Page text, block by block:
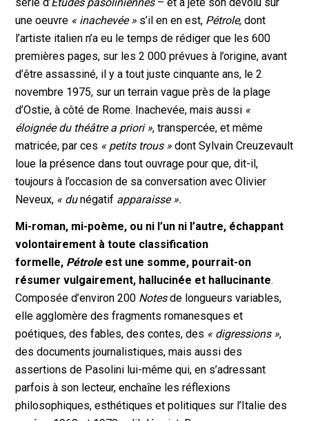
une oeuvre « inachevée » s’il en en est, Pétrole, dont
l’artiste italien n’a eu le temps de rédiger que les 600
premières pages, sur les 2 000 prévues à l’origine, avant
d’être assassiné, il y a tout juste cinquante ans, le 2
novembre 1975, sur un terrain vague près de la plage
d’Ostie, à côté de Rome. Inachevée, mais aussi «
éloignée du théâtre a priori », transpercée, et même
matricée, par ces « petits trous » dont Sylvain Creuzevault
loue la présence dans tout ouvrage pour que, dit-il,
toujours à l’occasion de sa conversation avec Olivier
Neveux, « dunégatif apparaisse ».
Mi-roman, mi-poème, ou ni l’un ni l’autre, échappant
volontairement à toute classification
formelle, Pétroleest une somme, pourrait-on
résumer vulgairement, hallucinée et hallucinante.
Composée d’environ 200 Notesde longueurs variables,
elle agglomère des fragments romanesques et
poétiques, des fables, des contes, des « digressions »,
des documents journalistiques, mais aussi des
assertions de Pasolini lui-même qui, en s’adressant
parfois à son lecteur, enchaîne les réflexions
philosophiques, esthétiques et politiques sur l’Italie des